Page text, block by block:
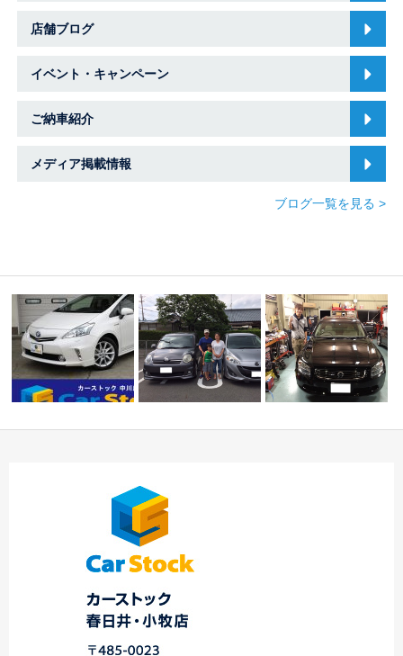
店舗ブログ
イベント・キャンペーン
ご納車紹介
メディア掲載情報
ブログ一覧を見る >
車！！！…